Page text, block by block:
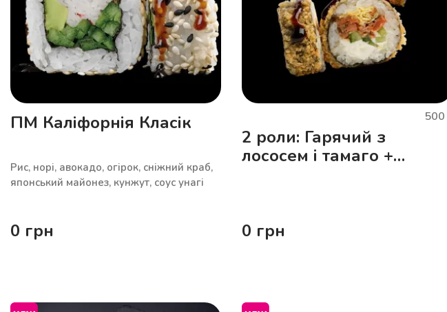
ПМ Каліфорнія Класік
Рис, норі, авокадо, огірок, сніжний краб,
японський майонез, кунжут, соус унагі
0 грн
500
2 роли: Гарячий з
лососем і тамаго +
0 грн